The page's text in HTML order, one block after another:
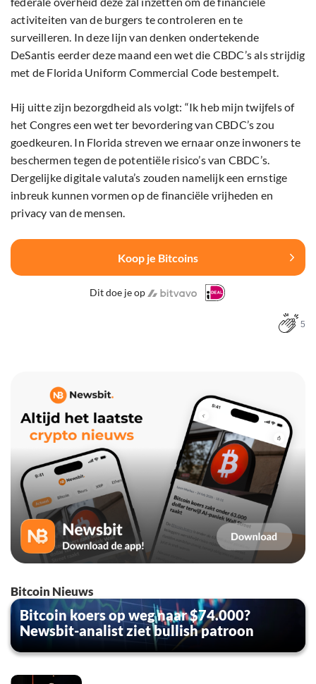
activiteiten van de burgers te controleren en te
surveilleren. In deze lijn van denken ondertekende
DeSantis eerder deze maand een wet die CBDC’s als strijdig
met de Florida Uniform Commercial Code bestempelt.
Hij uitte zijn bezorgdheid als volgt: “Ik heb mijn twijfels of
het Congres een wet ter bevordering van CBDC’s zou
goedkeuren. In Florida streven we ernaar onze inwoners te
beschermen tegen de potentiële risico’s van CBDC’s.
Dergelijke digitale valuta’s zouden namelijk een ernstige
inbreuk kunnen vormen op de financiële vrijheden en
privacy van de mensen.
Koop je Bitcoins
Dit doe je op
5
Bitcoin Nieuws
Bitcoin koers op weg naar $74.000?
Newsbit-analist ziet bullish patroon